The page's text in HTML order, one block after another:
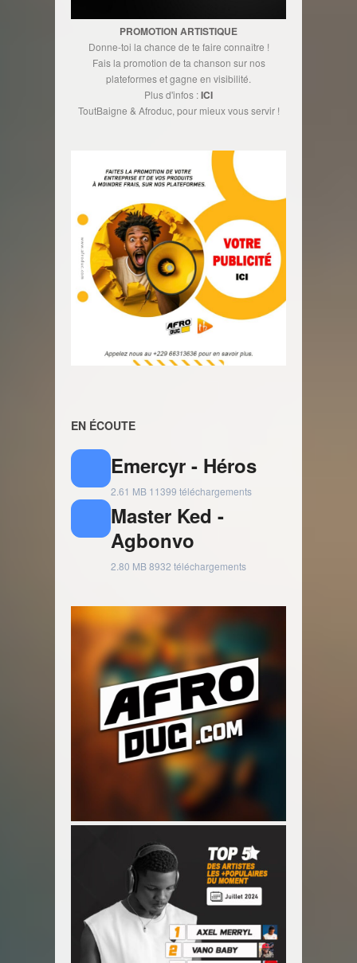
PROMOTION ARTISTIQUE
Donne-toi la chance de te faire connaître !
Fais la promotion de ta chanson sur nos
plateformes et gagne en visibilité.
Plus d'infos :ICI
ToutBaigne & Afroduc, pour mieux vous servir !
EN ÉCOUTE
Emercyr - Héros
2.61 MB 11399 téléchargements
Master Ked -
Agbonvo
2.80 MB8932 téléchargements